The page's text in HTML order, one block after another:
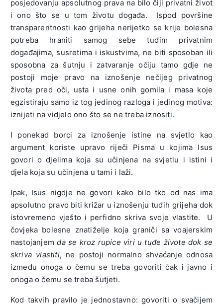
posjedovanju apsolutnog prava na bilo čiji privatni život
i ono što se u tom životu događa. Ispod površine
transparentnosti kao grijeha nerijetko se krije bolesna
potreba hraniti samog sebe tuđim privatnim
događajima, susretima i iskustvima, ne biti sposoban ili
sposobna za šutnju i zatvaranje očiju tamo gdje ne
postoji moje pravo na iznošenje nečijeg privatnog
života pred oči, usta i usne onih gomila i masa koje
egzistiraju samo iz tog jedinog razloga i jedinog motiva:
iznijeti na vidjelo ono što se ne treba iznositi.
I ponekad borci za iznošenje istine na svjetlo kao
argument koriste upravo riječi Pisma u kojima Isus
govori o djelima koja su učinjena na svjetlu i istini i
djela koja su učinjena u tami i laži.
Ipak, Isus nigdje ne govori kako bilo tko od nas ima
apsolutno pravo biti križar u iznošenju tuđih grijeha dok
istovremeno vješto i perfidno skriva svoje vlastite. U
čovjeka bolesne znatiželje koja graniči sa voajerskim
nastojanjemda se kroz rupice viri u tuđe živote dok se
skriva vlastiti, ne postoji normalno shvaćanje odnosa
između onoga o čemu se treba govoriti čak i javno i
onoga o čemu se treba šutjeti.
Kod takvih pravilo je jednostavno: govoriti o svačijem